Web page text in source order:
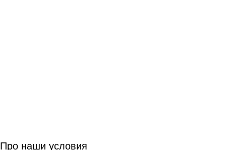
Про наши условия